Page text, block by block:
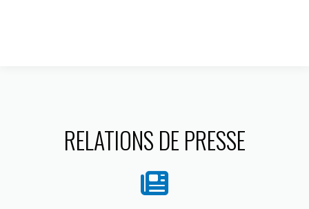
RELATIONS DE PRESSE